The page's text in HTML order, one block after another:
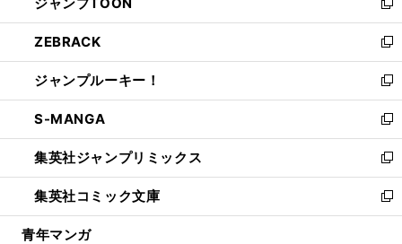
で
開
く
ド
ウ
で
開
く
ィ
ン
ド
ウ
で
開
く
い
ウ
ィ
ン
ド
ウ
で
開
く
新
し
い
ウ
ィ
ン
ド
ウ
で
開
く
ZEBRACK
新
し
い
ウ
ィ
ン
ド
ウ
で
開
ジャンプルーキー！
新
し
い
ウ
ィ
ン
ド
ウ
S-MANGA
新
し
い
ウ
ィ
ン
集英社ジャンプリミックス
新
し
い
ウ
集英社コミック文庫
新
し
青年マンガ